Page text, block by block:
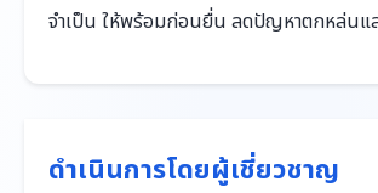
จำเป็น ให้พร้อมก่อนยื่น ลดปัญหาตกหล่นแล
ดำเนินการโดยผู้เชี่ยวชาญ